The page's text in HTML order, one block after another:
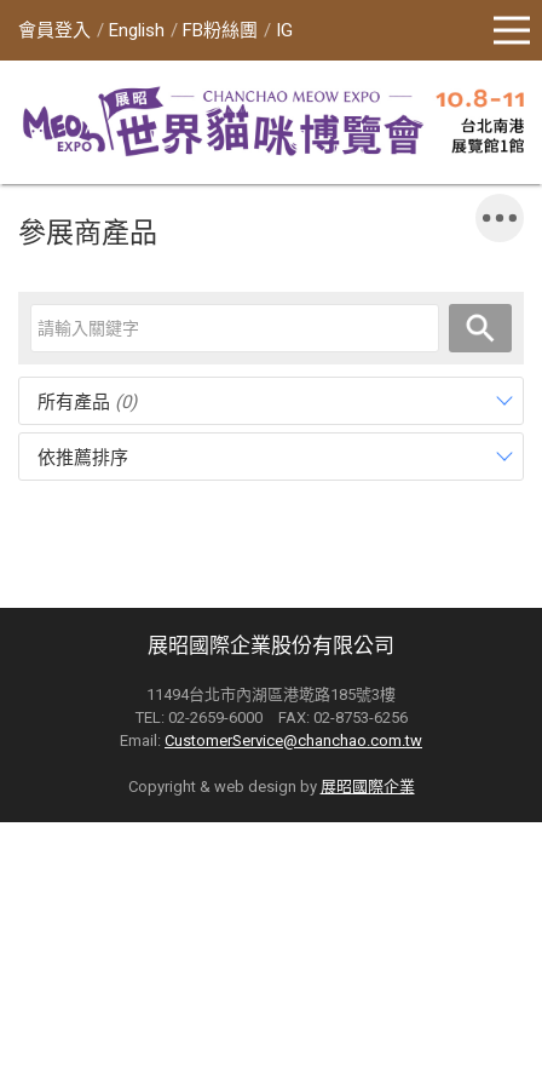
會員登入 English FB粉絲團 IG
參展商產品
所有產品 (0)
依推薦排序
展昭國際企業股份有限公司
11494台北市內湖區港墘路185號3樓
TEL: 02-2659-6000 FAX: 02-8753-6256
Email: CustomerService@chanchao.com.tw
Copyright & web design by 展昭國際企業